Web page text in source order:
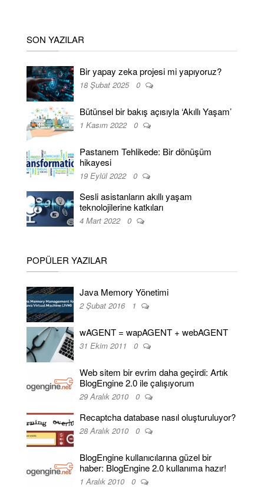
SON YAZILAR
Bir yapay zeka projesi mi yapıyoruz?
18 Şubat 2025 0
Bütünsel bir bakış açısıyla ‘Akıllı Yaşam’
1 Kasım 2022 0
Pastanem Tehlikede: Bir dönüşüm
hikayesi
19 Eylül 2022 0
Sesli asistanların akıllı yaşam
teknolojilerine katkıları
4 Mart 2022 0
POPÜLER YAZILAR
Java Memory Yönetimi
2 Şubat 2016 1
wAGENT = wapAGENT + webAGENT
31 Ekim 2011 0
Web sitem bir evrim daha geçirdi: Artık
BlogEngine 2.0 ile çalışıyorum
29 Aralık 2010 0
Recaptcha database nasıl oluşturuluyor?
28 Aralık 2010 0
BlogEngine kullanıcılarına güzel bir
haber: BlogEngine 2.0 kullanıma hazır!
1 Aralık 2010 0